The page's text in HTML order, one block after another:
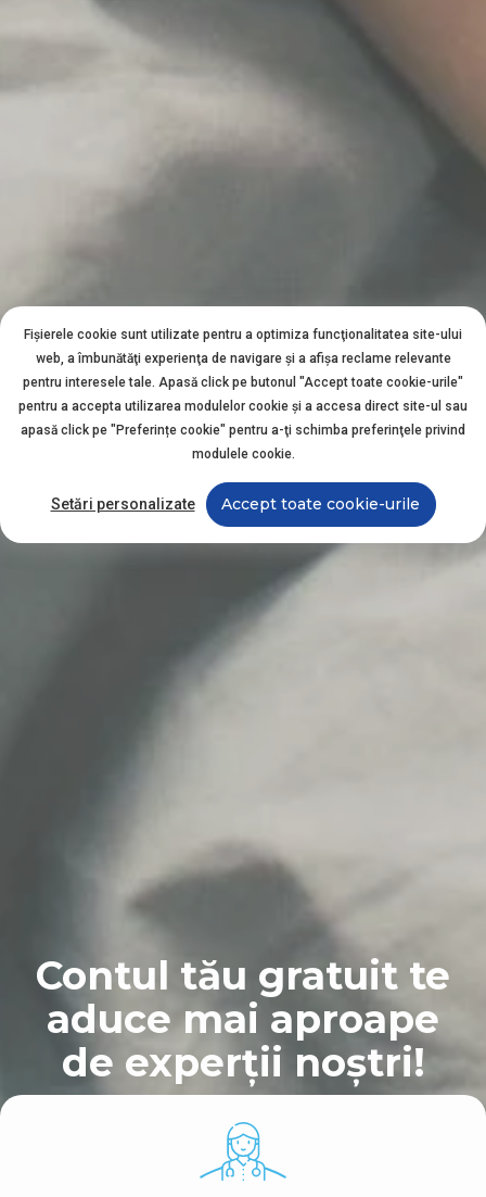
Contul tău gratuit te
aduce mai aproape
de experții noștri!
Fișierele cookie sunt utilizate pentru a optimiza funcţionalitatea site-ului
web, a îmbunătăţi experienţa de navigare şi a afişa reclame relevante
pentru interesele tale. Apasă click pe butonul "Accept toate cookie-urile"
pentru a accepta utilizarea modulelor cookie şi a accesa direct site-ul sau
apasă click pe "Preferințe cookie" pentru a-ţi schimba preferinţele privind
modulele cookie.
Setări personalizate Accept toate cookie-urile